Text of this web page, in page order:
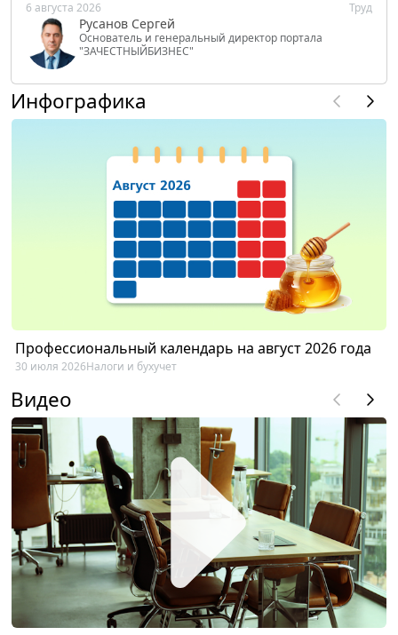
6 августа 2026 Труд
Русанов Сергей
Основатель и генеральный директор портала
"ЗАЧЕСТНЫЙБИЗНЕС"
Инфографика
Профессиональный календарь на август 2026 года
30 июля 2026Налоги и бухучет
Видео